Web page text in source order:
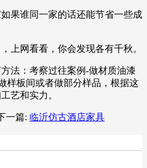
果谁同一家的话还能节省一些成
上网看看，你会发现各有千秋。
法：考察过往案例-做材质油漆
样板间或者做部分样品，根据这
艺和实力。
一篇: 临沂仿古酒店家具